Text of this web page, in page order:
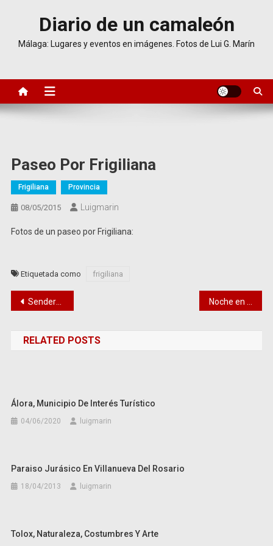
Diario de un camaleón
Málaga: Lugares y eventos en imágenes. Fotos de Lui G. Marín
Paseo Por Frigiliana
Frigiliana Provincia
08/05/2015 Luigmarin
Fotos de un paseo por Frigiliana:
Etiquetada como frigiliana
Navegación
entradas
Sendero Acequia las Angosturas de Benahavís
RELATED POSTS
Álora, Municipio De Interés Turístico
04/06/2020 luigmarin
Paraiso Jurásico En Villanueva Del Rosario
18/04/2013 luigmarin
Tolox, Naturaleza, Costumbres Y Arte